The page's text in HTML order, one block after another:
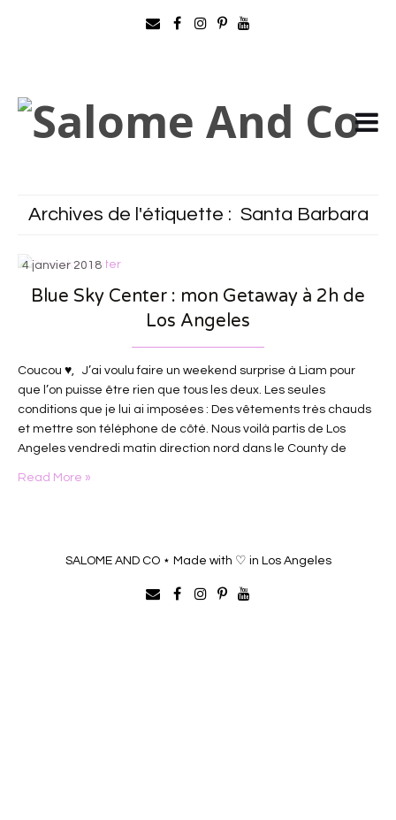
Archives de l'étiquette : Santa Barbara
4 janvier 2018
Blue Sky Center : mon Getaway à 2h de
Los Angeles
Coucou ♥, J’ai voulu faire un weekend surprise à Liam pour
que l’on puisse être rien que tous les deux. Les seules
conditions que je lui ai imposées : Des vêtements très chauds
et mettre son téléphone de côté. Nous voilà partis de Los
Angeles vendredi matin direction nord dans le County de
Read More »
SALOME AND CO ⋆ Made with ♡ in Los Angeles